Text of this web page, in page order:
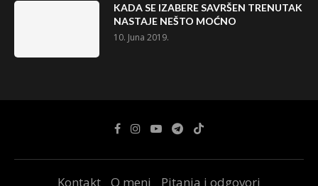
KADA SE IZABERE SAVRŠEN TRENUTAK
NASTAJE NEŠTO MOĆNO
10. Juna 2019.
Kontakt O meni Pitanja i odgovori